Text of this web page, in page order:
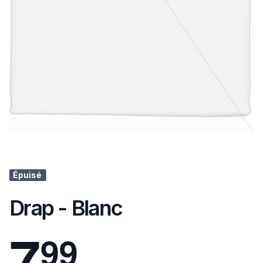
Épuisé
Drap - Blanc
99